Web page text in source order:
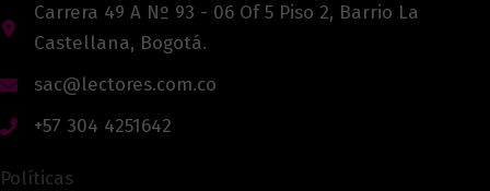
Carrera 49 A Nº 93 - 06 Of 5 Piso 2, Barrio La
Castellana, Bogotá.
sac@lectores.com.co
+57 304 4251642
Políticas